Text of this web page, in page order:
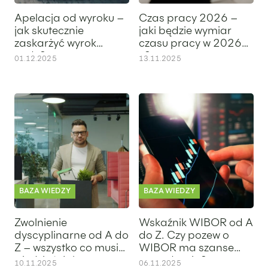
Apelacja od wyroku –
jak skutecznie
zaskarżyć wyrok
sądu?
01.12.2025
Czas pracy 2026 –
jaki będzie wymiar
czasu pracy w 2026
r.?
13.11.2025
Zwolnienie dyscyplinarne od A do Z – wszystko co musisz
BAZA WIEDZY
Zwolnienie
dyscyplinarne od A do
Z – wszystko co musisz
wiedzieć, żeby
10.11.2025
Wskaźnik WIBOR od A do Z.
BAZA WIEDZY
Wskaźnik WIBOR od A
do Z. Czy pozew o
WIBOR ma szanse
powodzenia?
06.11.2025